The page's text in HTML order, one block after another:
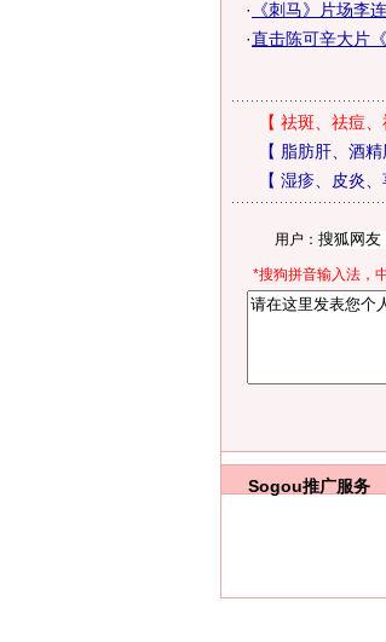
· 《刺马》片场李
·直击陈可辛大片
【 祛斑、祛痘
【 脂肪肝、酒
【 湿疹、皮炎
用户：
*搜狗拼音输入法，
Sogou推广服务